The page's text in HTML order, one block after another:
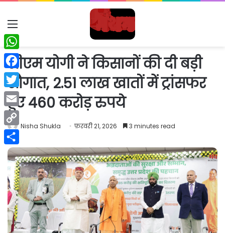
Menu
सीएम योगी ने किसानों की दी बड़ी
सौगात, 2.51 लाख खातों में ट्रांसफर
हुए 460 करोड़ रुपये
Nisha Shukla फ़रवरी 21, 2026 3 minutes read
WhatsApp
Facebook
Twitter
Email
Copy
Link
Share